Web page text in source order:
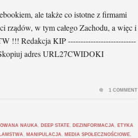
ale także co istotne z firmami
rządów, w tym całego Zachodu, a więc i
!!! Redakcja KIP ---------------------------
adres URL27CWIDOKI
NAUKA , DEEP STATE, DEZINFORMACJA , ETYKA
, MANIPULACJA , MEDIA SPOŁECZNOŚCIOWE,
1 COMMENT